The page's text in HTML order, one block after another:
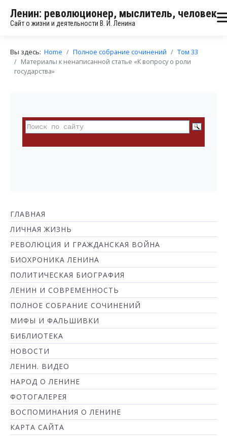
Ленин: революционер, мыслитель, человек
Сайт о жизни и деятельности В. И. Ленина
Вы здесь: Home Полное собрание сочинений
Том 33
Материалы к ненаписанной статье «К вопросу о роли
государства»
ГЛАВНАЯ
ЛИЧНАЯ ЖИЗНЬ
РЕВОЛЮЦИЯ И ГРАЖДАНСКАЯ ВОЙНА
БИОХРОНИКА ЛЕНИНА
ПОЛИТИЧЕСКАЯ БИОГРАФИЯ
ЛЕНИН И СОВРЕМЕННОСТЬ
ПОЛНОЕ СОБРАНИЕ СОЧИНЕНИЙ
МИФЫ И ФАЛЬШИВКИ
БИБЛИОТЕКА
НОВОСТИ
ЛЕНИН. ВИДЕО
НАРОД О ЛЕНИНЕ
ФОТОГАЛЕРЕЯ
ВОСПОМИНАНИЯ О ЛЕНИНЕ
КАРТА САЙТА